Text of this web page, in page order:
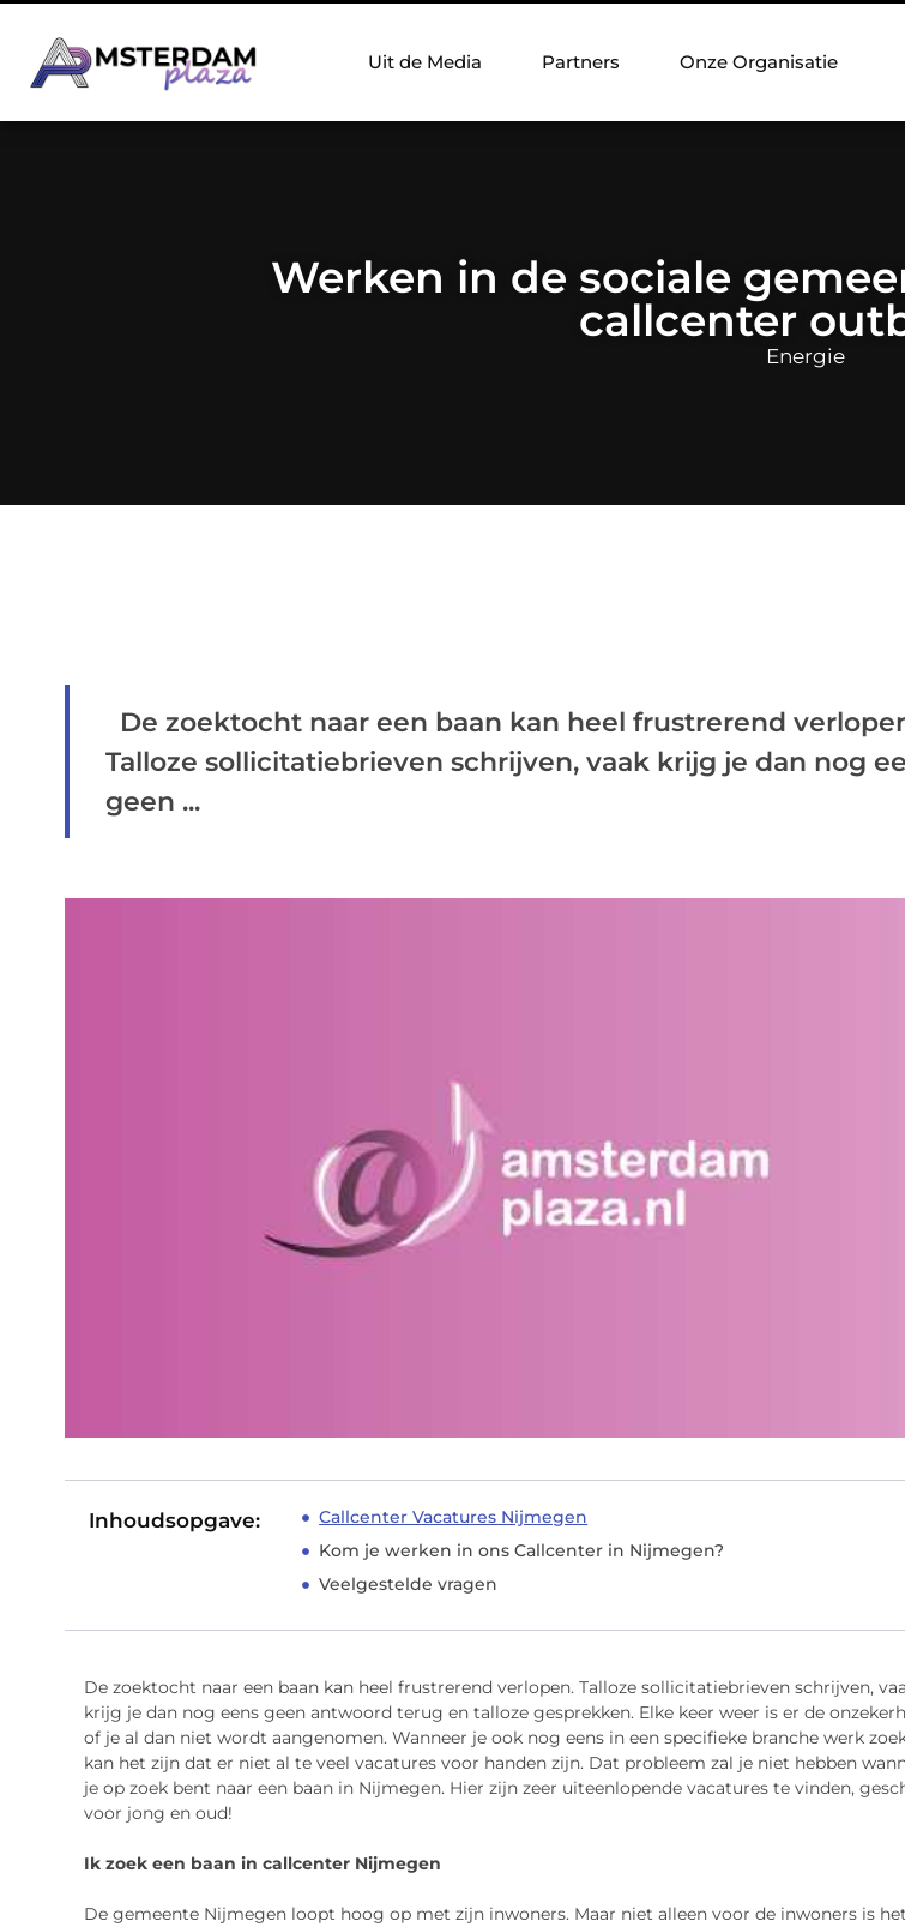
Uit de Media Partners Onze Organisatie
Werken in de sociale
callcenter
Energie
De zoektocht naar een baan kan heel frustrerend
Talloze sollicitatiebrieven schrijven, vaak krijg je dan nog
geen ...
Inhoudsopgave:
Callcenter Vacatures Nijmegen
Kom je werken in ons Callcenter in Nijmegen?
Veelgestelde vragen
De zoektocht naar een baan kan heel frustrerend verlopen. Talloze sollicitatiebrieven schrijven,
krijg je dan nog eens geen antwoord terug en talloze gesprekken. Elke keer weer is er de
of je al dan niet wordt aangenomen. Wanneer je ook nog eens in een specifieke branche werk
kan het zijn dat er niet al te veel vacatures voor handen zijn. Dat probleem zal je niet hebben
je op zoek bent naar een baan in Nijmegen. Hier zijn zeer uiteenlopende vacatures te vinden,
voor jong en oud!
Ik zoek een baan in callcenter Nijmegen
De gemeente Nijmegen loopt hoog op met zijn inwoners. Maar niet alleen voor de inwoners is